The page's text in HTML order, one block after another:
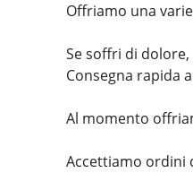
Offriamo una
Se soffri di
Consegna rapida
Al momento
Accettiamo ordini